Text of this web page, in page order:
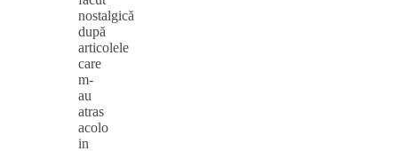
nostalgică
după
articolele
care
m-
au
atras
acolo
in